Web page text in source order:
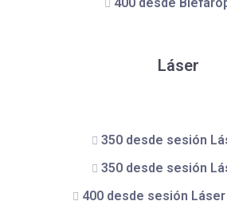
400 desde
Láser
350 desde sesión
350 desde sesión
400 desde sesión